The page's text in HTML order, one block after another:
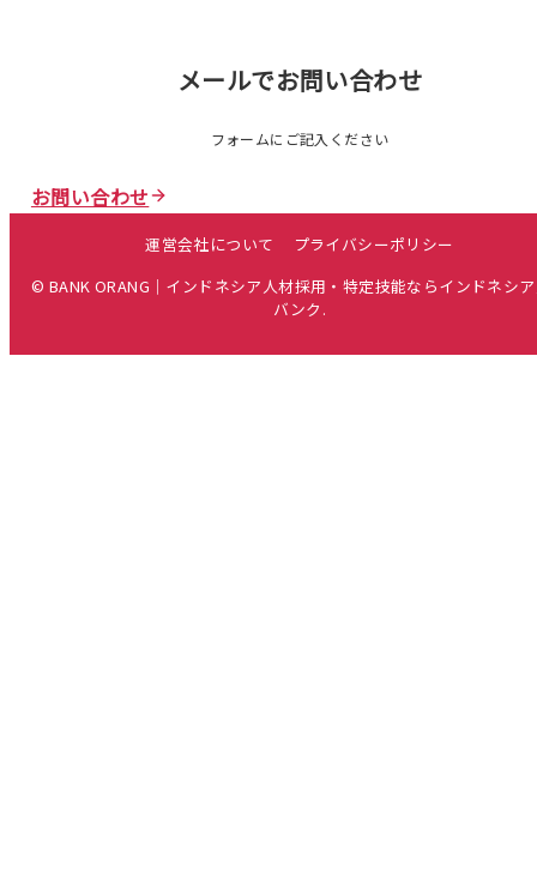
メールでお問い合わせ
フォームにご記入ください
お問い合わせ
運営会社について
プライバシーポリシー
© BANK ORANG｜インドネシア人材採用・特定技能ならインドネシ
バンク.